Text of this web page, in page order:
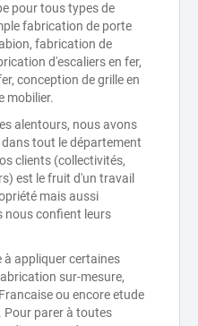
pour tous types de
fabrication de porte
fabrication de
d'escaliers en fer,
conception de grille en
mobilier.
alentours, nous avons
tout le département
clients (collectivités,
est le fruit d'un travail
mais aussi
nous confient leurs
à appliquer certaines
sur-mesure,
ou encore etude
Pour parer à toutes